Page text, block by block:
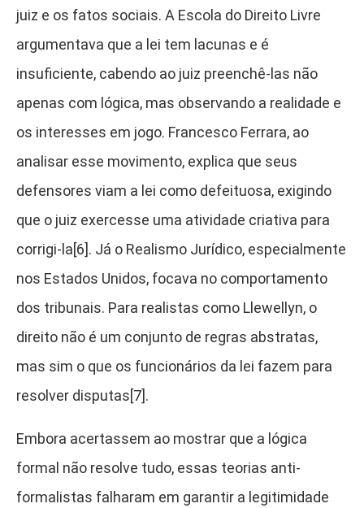
juiz e os fatos sociais. A Escola do Direito Livre
argumentava que a lei tem lacunas e é
insuficiente, cabendo ao juiz preenchê-las não
apenas com lógica, mas observando a realidade e
os interesses em jogo. Francesco Ferrara, ao
analisar esse movimento, explica que seus
defensores viam a lei como defeituosa, exigindo
que o juiz exercesse uma atividade criativa para
corrigi-la[6]. Já o Realismo Jurídico, especialmente
nos Estados Unidos, focava no comportamento
dos tribunais. Para realistas como Llewellyn, o
direito não é um conjunto de regras abstratas,
mas sim o que os funcionários da lei fazem para
resolver disputas[7].
Embora acertassem ao mostrar que a lógica
formal não resolve tudo, essas teorias anti-
formalistas falharam em garantir a legitimidade